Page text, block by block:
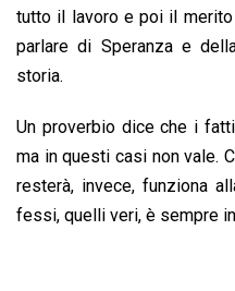
tutto il lavoro e poi il
parlare di Speranza e
storia.
Un proverbio dice che i
ma in questi casi non vale.
resterà, invece, funziona
fessi, quelli veri, è sempre